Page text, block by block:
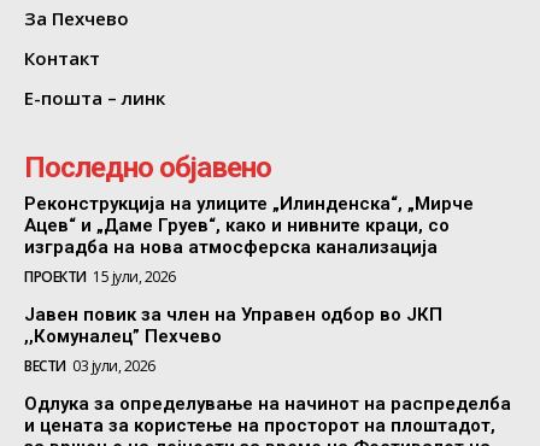
За Пехчево
Контакт
Е-пошта – линк
Последно објавено
Реконструкција на улиците „Илинденска“, „Мирче
Ацев“ и „Даме Груев“, како и нивните краци, со
изградба на нова атмосферска канализација
ПРОЕКТИ 15 јули, 2026
Јавен повик за член на Управен одбор во ЈКП
,,Комуналец” Пехчево
ВЕСТИ 03 јули, 2026
Одлука за определување на начинот на распределба
и цената за користење на просторот на плоштадот,